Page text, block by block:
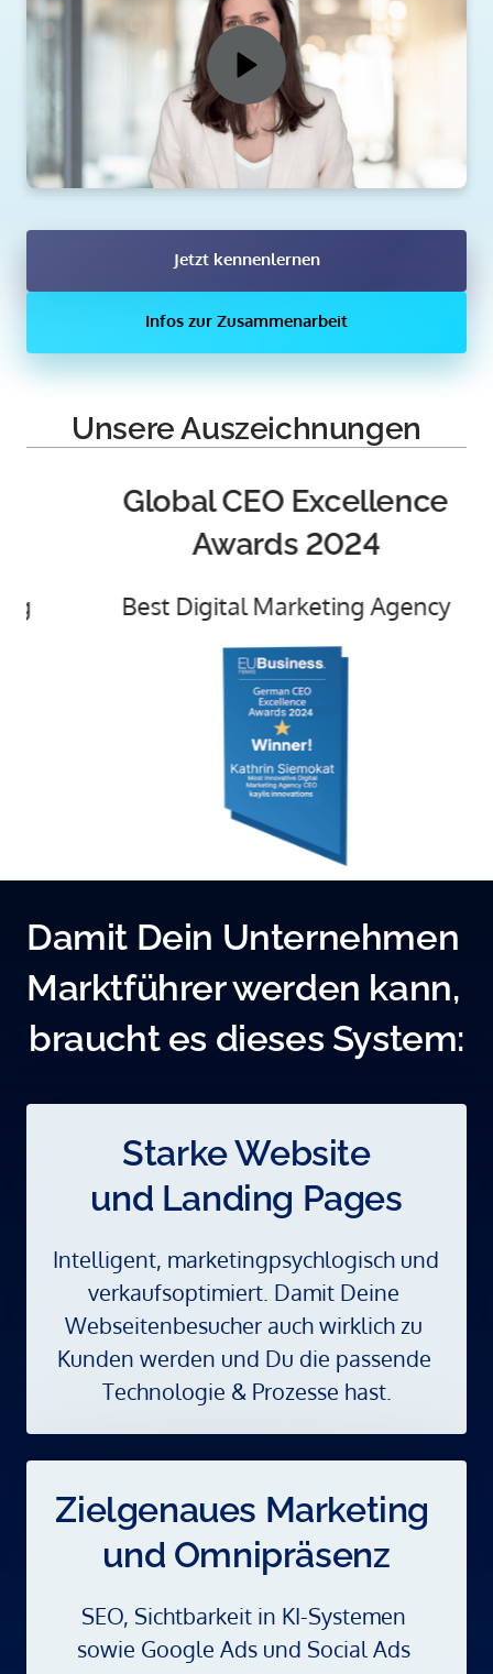
Jetzt kennenlernen
Infos zur Zusammenarbeit
Unsere Auszeichnungen
Global CEO Excellence
Awards 2024
Digital Marketing Agency
Damit Dein Unternehmen
Marktführer werden kann,
braucht es dieses System:
Starke Website
und Landing Pages
Intelligent, marketingpsychlogisch und
verkaufsoptimiert. Damit Deine
Webseitenbesucher auch wirklich zu
Kunden werden und Du die passende
Technologie & Prozesse hast.
Zielgenaues Marketing
und Omnipräsenz
SEO, Sichtbarkeit in KI-Systemen
sowie Google Ads und Social Ads